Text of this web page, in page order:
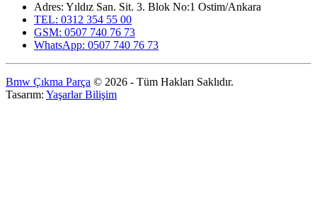
Adres: Yıldız San. Sit. 3. Blok No:1 Ostim/Ankara
TEL: 0312 354 55 00
GSM: 0507 740 76 73
WhatsApp: 0507 740 76 73
Bmw Çıkma Parça © 2026 - Tüm Hakları Saklıdır.
Tasarım: Yaşarlar Bilişim